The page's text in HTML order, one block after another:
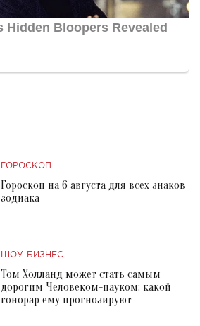
ГОРОСКОП
Гороскоп на 6 августа для всех знаков
зодиака
ШОУ-БИЗНЕС
Том Холланд может стать самым
дорогим Человеком-пауком: какой
гонорар ему прогнозируют